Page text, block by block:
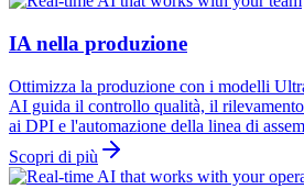
IA nella produzione
Ottimizza la produzione con i modelli
AI guida il controllo qualità, il
ai DPI e l'automazione della linea di
Scopri di più